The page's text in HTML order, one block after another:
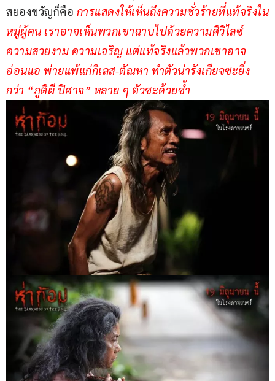
สยองขวัญก็คือ การแสดงให้เห็นถึงความชั่วร้ายที่แท้จริงใน
หมู่ผู้คน เราอาจเห็นพวกเขาฉาบไปด้วยความศิวิไลซ์
ความสวยงาม ความเจริญ แต่แท้จริงแล้วพวกเขาอาจ
อ่อนแอ พ่ายแพ้แก่กิเลส-ตัณหา ทำตัวน่ารังเกียจซะยิ่ง
กว่า “ภูติผี ปิศาจ” หลาย ๆ ตัวซะด้วยซ้ำ